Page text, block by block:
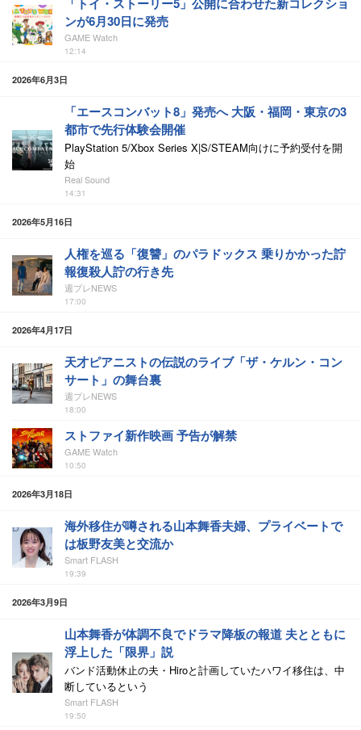
ンが6月30日に発売
GAME Watch
12:14
2026年6月3日
「エースコンバット8」発売へ 大阪・福岡・東京の3
都市で先行体験会開催
PlayStation 5/Xbox Series X|S/STEAM向けに予約受付を開
始
Real Sound
14:31
2026年5月16日
人権を巡る「復讐」のパラドックス 乗りかかった詝
報復殺人詝の行き先
週プレNEWS
17:00
2026年4月17日
天才ピアニストの伝説のライブ「ザ・ケルン・コン
サート」の舞台裏
週プレNEWS
18:00
ストファイ新作映画 予告が解禁
GAME Watch
10:50
2026年3月18日
海外移住が噂される山本舞香夫婦、プライベートで
は板野友美と交流か
Smart FLASH
19:39
2026年3月9日
山本舞香が体調不良でドラマ降板の報道 夫とともに
浮上した「限界」説
バンド活動休止の夫・Hiroと計画していたハワイ移住は、中
断しているという
Smart FLASH
19:50